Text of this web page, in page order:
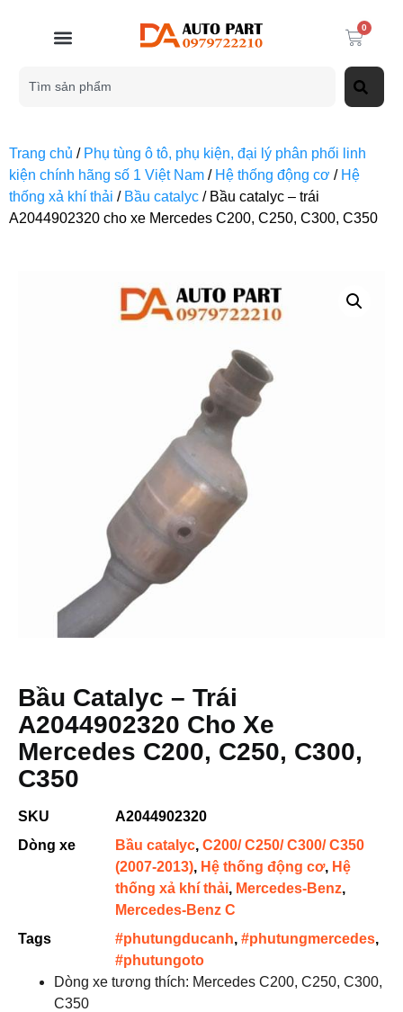
0
Trang chủ / Phụ tùng ô tô, phụ kiện, đại lý phân phối linh
kiện chính hãng số 1 Việt Nam / Hệ thống động cơ / Hệ
thống xả khí thải / Bầu catalyc / Bầu catalyc – trái
A2044902320 cho xe Mercedes C200, C250, C300, C350
Bầu Catalyc – Trái
A2044902320 Cho Xe
Mercedes C200, C250, C300,
C350
SKU
A2044902320
Dòng xe
Bầu catalyc, C200/ C250/ C300/ C350
(2007-2013), Hệ thống động cơ, Hệ
thống xả khí thải, Mercedes-Benz,
Mercedes-Benz C
Tags
#phutungducanh, #phutungmercedes,
#phutungoto
Dòng xe tương thích: Mercedes C200, C250, C300,
C350